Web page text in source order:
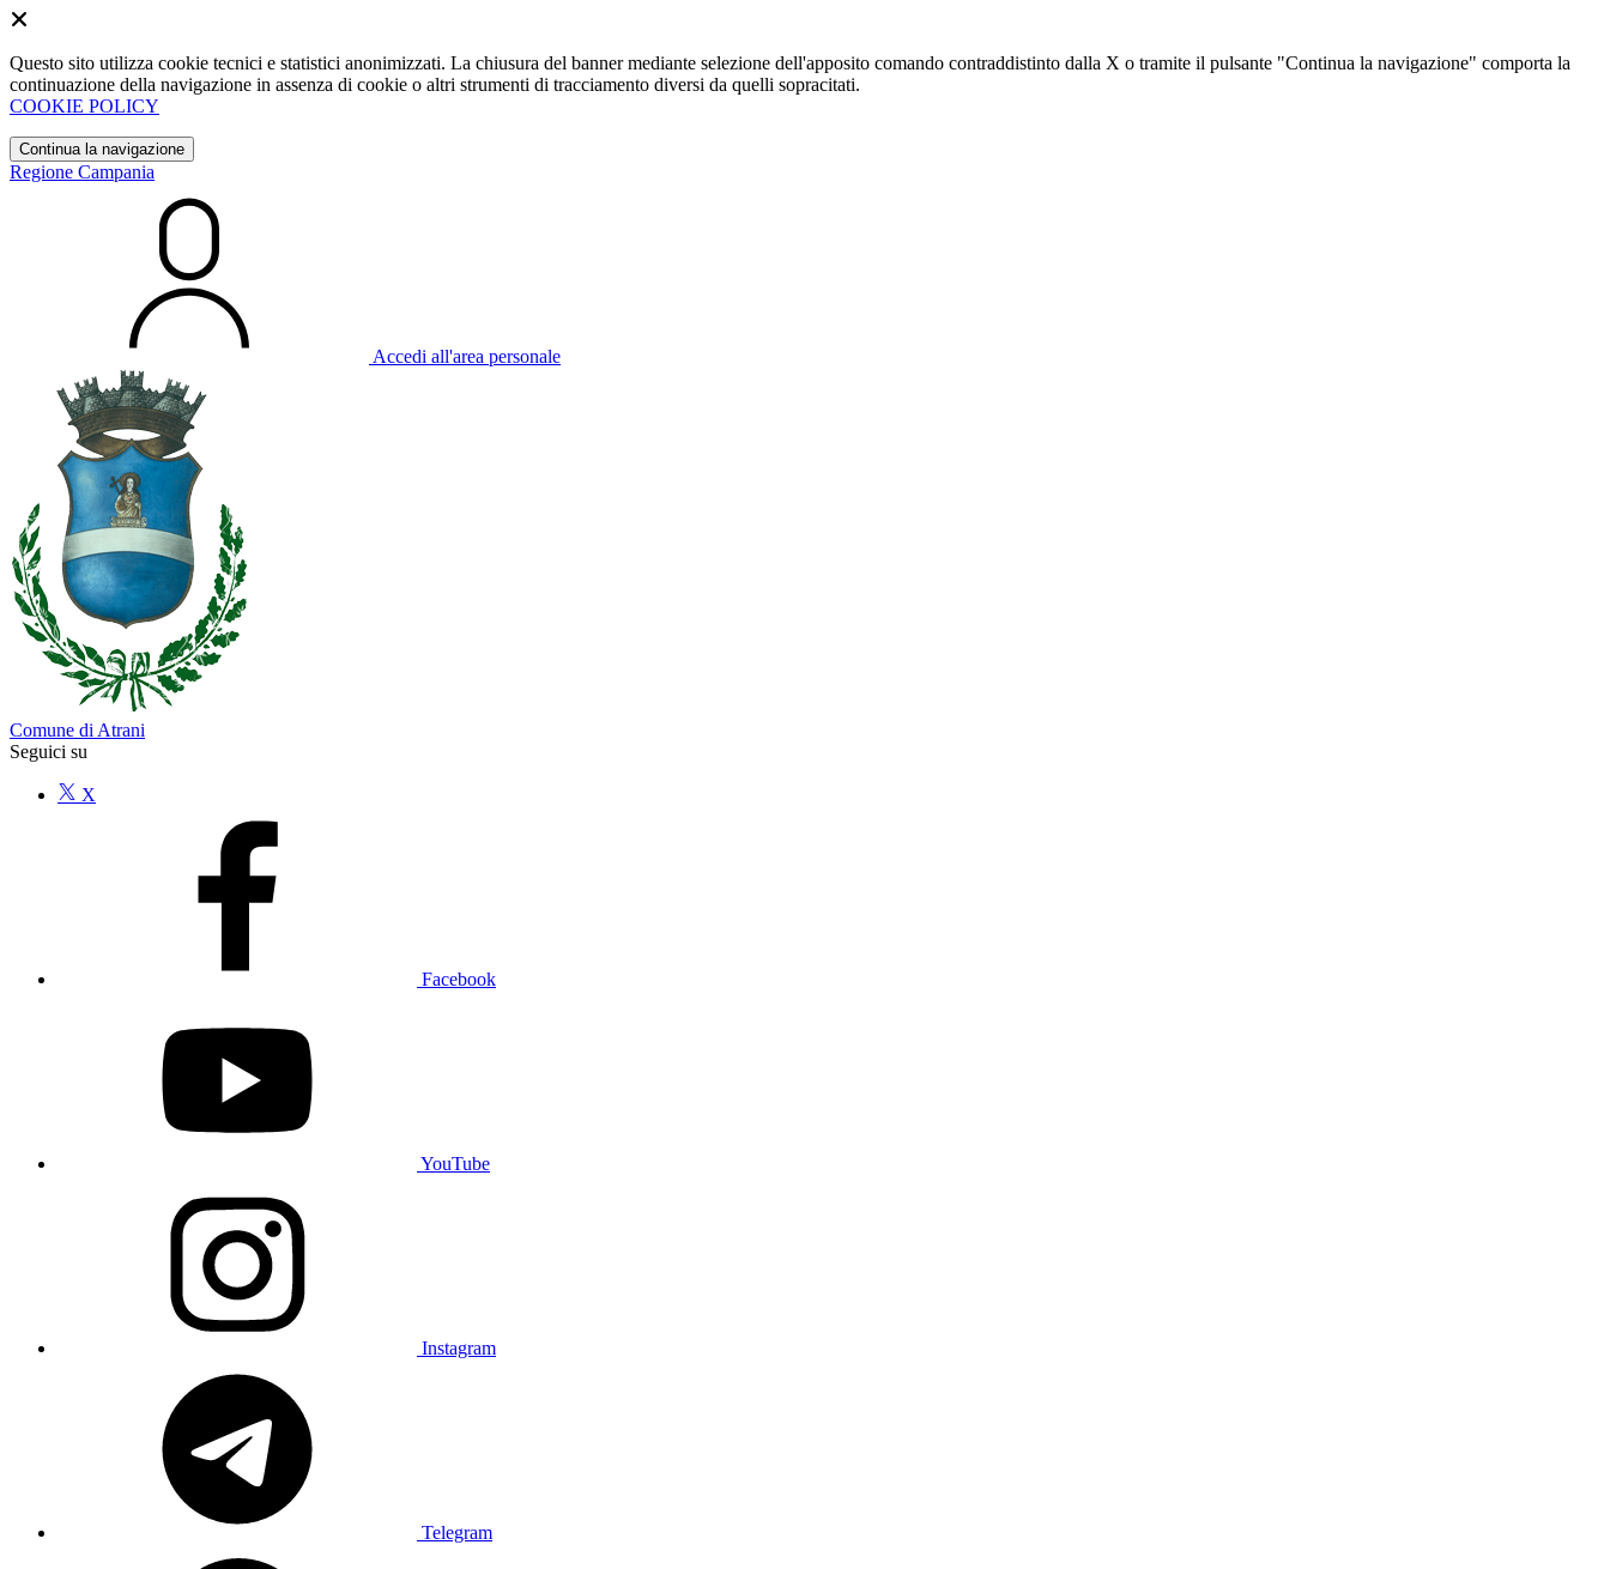
Questo sito utilizza cookie tecnici e statistici anonimizzati. La chiusura del banner mediante selezione dell'apposito comando contraddistinto dalla X o tramite il pulsante "Continua la navigazione" comporta la
continuazione della navigazione in assenza di cookie o altri strumenti di tracciamento diversi da quelli sopracitati.
COOKIE POLICY
Continua la navigazione
Regione Campania
Accedi all'area personale
Comune di Atrani
Seguici su
X
Facebook
YouTube
Instagram
Telegram